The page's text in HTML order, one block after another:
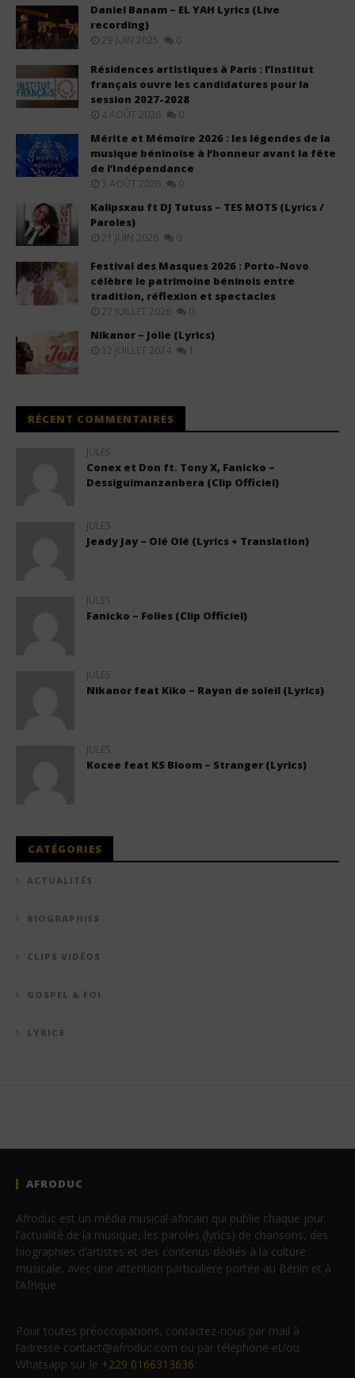
Daniel Banam – EL YAH Lyrics (Live
recording)
29 JUIN 2025 0
Résidences artistiques à Paris : l’Institut
français ouvre les candidatures pour la
session 2027-2028
4 AOÛT 2026 0
Mérite et Mémoire 2026 : les légendes de la
musique béninoise à l’honneur avant la fête
de l’Indépendance
3 AOÛT 2026 0
Kalipsxau ft DJ Tutuss – TES MOTS (Lyrics /
Paroles)
21 JUIN 2026 0
Festival des Masques 2026 : Porto-Novo
célèbre le patrimoine béninois entre
tradition, réflexion et spectacles
27 JUILLET 2026 0
Nikanor – Jolie (Lyrics)
12 JUILLET 2024 1
RÉCENT COMMENTAIRES
JULES
Conex et Don ft. Tony X, Fanicko –
Dessiguimanzanbera (Clip Officiel)
JULES
Jeady Jay – Olé Olé (Lyrics + Translation)
JULES
Fanicko – Folies (Clip Officiel)
JULES
Nikanor feat Kiko – Rayon de soleil (Lyrics)
JULES
Kocee feat KS Bloom – Stranger (Lyrics)
CATÉGORIES
ACTUALITÉS
BIOGRAPHIES
CLIPS VIDÉOS
GOSPEL & FOI
LYRICS
AFRODUC
Afroduc est un média musical africain qui publie chaque jour
l’actualité de la musique, les paroles (lyrics) de chansons, des
biographies d’artistes et des contenus dédiés à la culture
musicale, avec une attention particulière portée au Bénin et à
l’Afrique.
Pour toutes préoccupations, contactez-nous par mail à
l’adresse contact@afroduc.com ou par téléphone et/ou
Whatsapp sur le +229 0166313636.